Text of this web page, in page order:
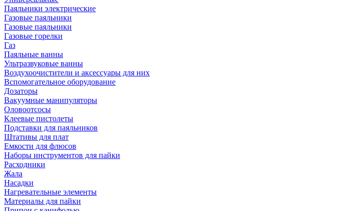
Паяльники электрические
Газовые паяльники
Газовые паяльники
Газовые горелки
Газ
Паяльные ванны
Ультразвуковые ванны
Воздухоочистители и аксессуары для них
Вспомогательное оборудование
Дозаторы
Вакуумные манипуляторы
Оловоотсосы
Клеевые пистолеты
Подставки для паяльников
Штативы для плат
Емкости для флюсов
Наборы инструментов для пайки
Расходники
Жала
Насадки
Нагревательные элементы
Материалы для пайки